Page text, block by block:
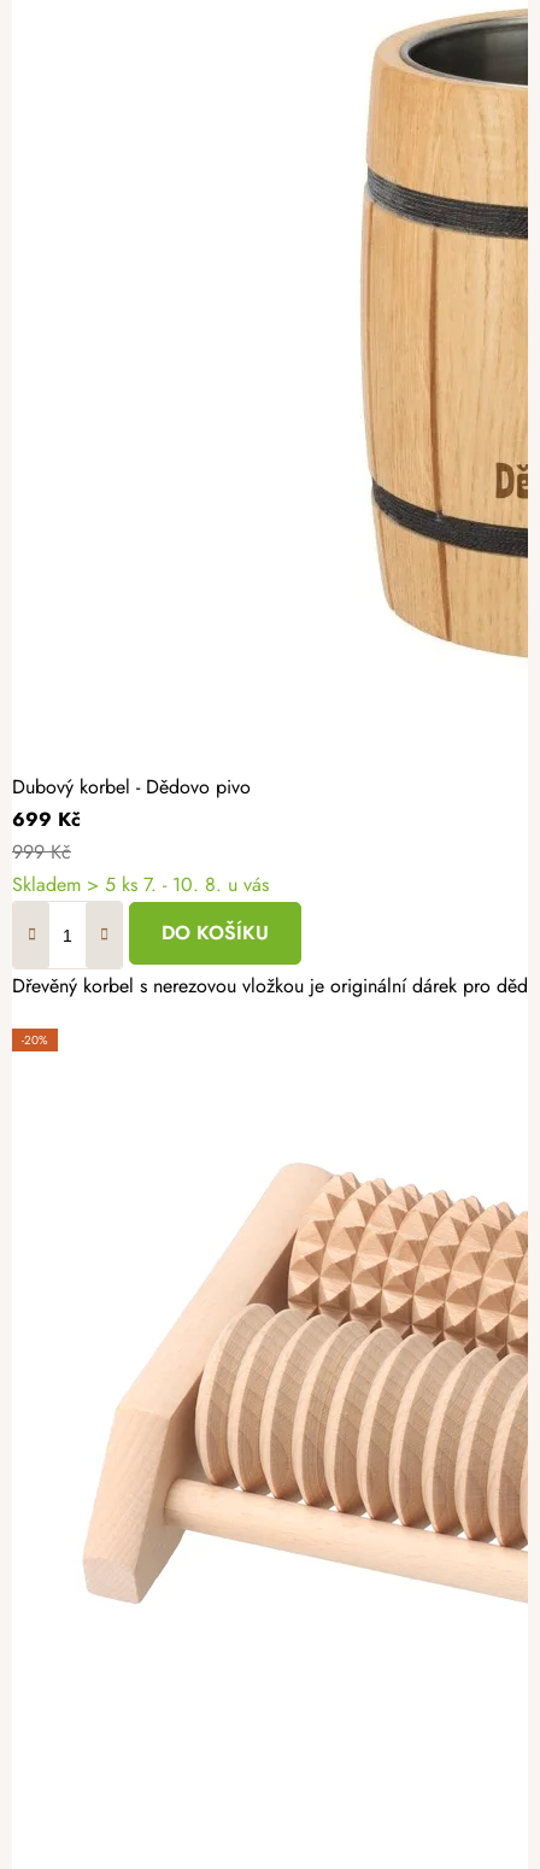
Dubový korbel - Dědovo pivo
699 Kč
999 Kč
Skladem > 5 ks 7. - 10. 8. u vás
DO KOŠÍKU
Dřevěný korbel s nerezovou vložkou je originální dárek pro
-20%